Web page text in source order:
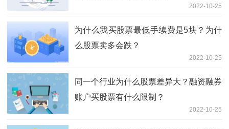
2022-10-25
为什么我买股票最低手续费是5块？为什
么股票卖多会跌？
2022-10-25
同一个行业为什么股票差异大？融资融券
账户买股票有什么限制？
2022-10-25